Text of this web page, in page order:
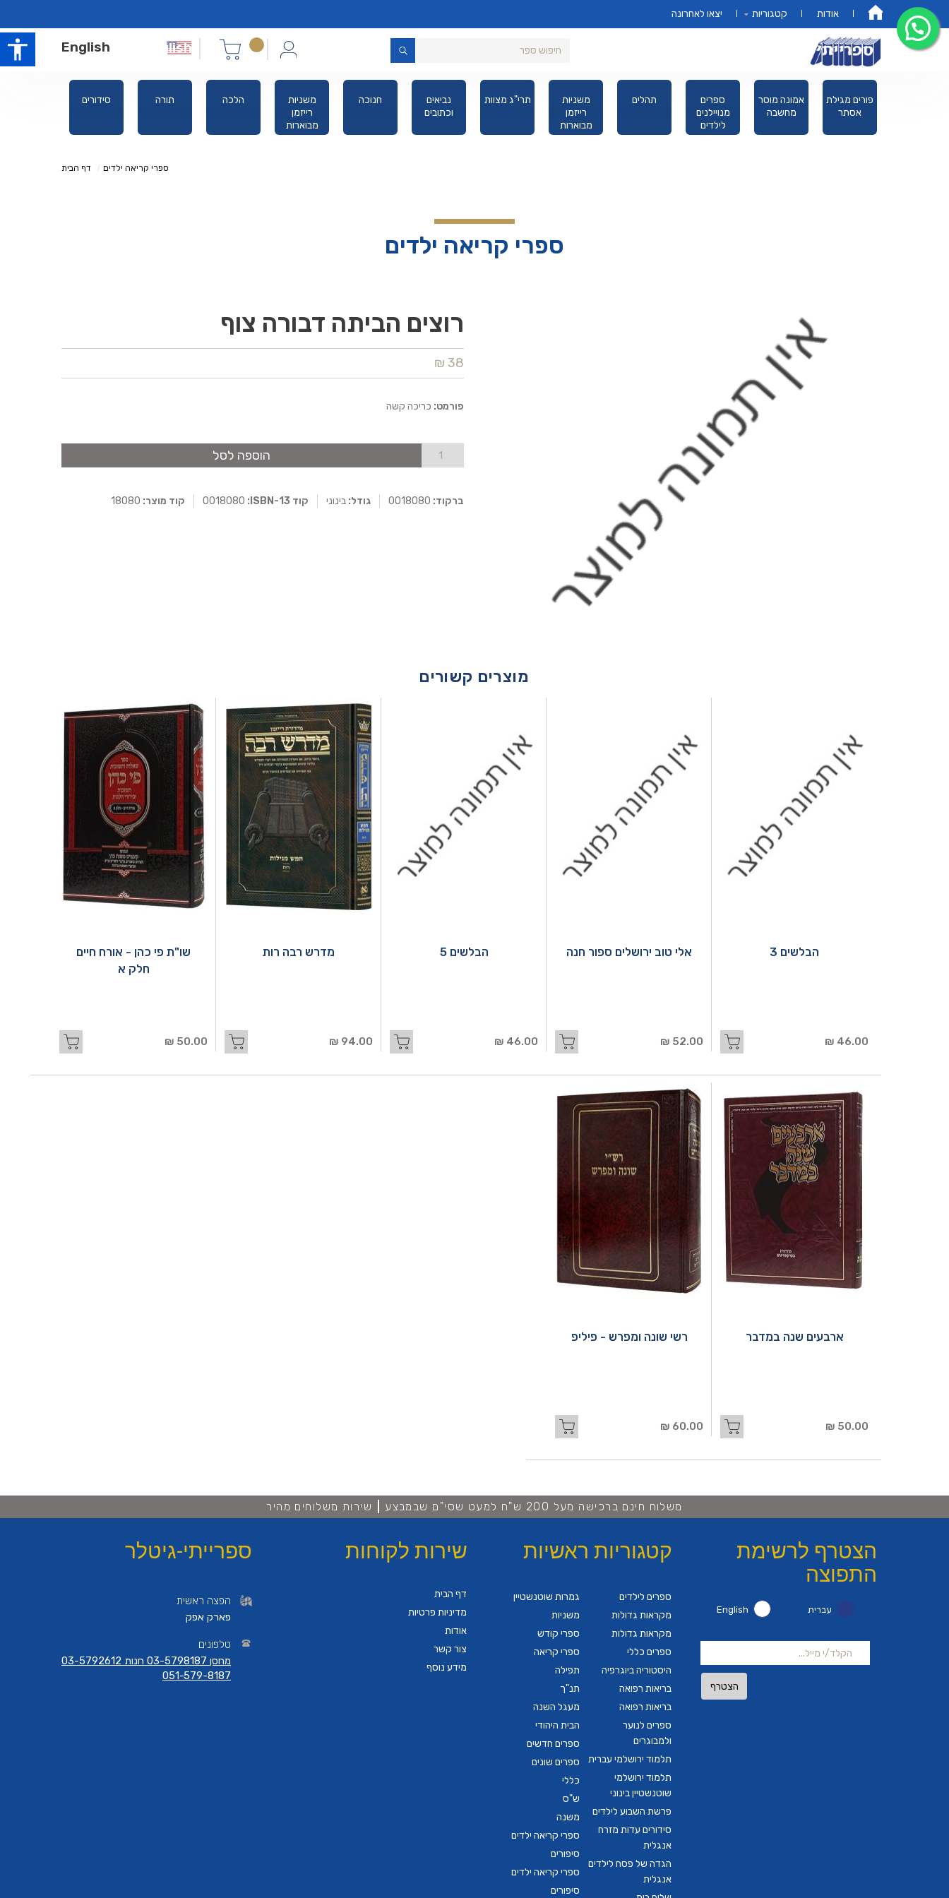
אודות קטגוריות יצאו לאחרונה
English
סידורים תורה הלכה
משניות
רייזמן
מבוארות
חנוכה
נביאים
וכתובים
תרי"ג מצוות
משניות
רייזמן
מבוארות
מהדורת כיס
תהלים
ספרים
מנויילנים
לילדים
אמונה מוסר
מחשבה
פורים מגילת
אסתר
דף הבית ספרי קריאה ילדים
ספרי קריאה ילדים
רוצים הביתה דבורה צוף
38 ₪
פורמט: כריכה קשה
הוספה לסל
ברקוד: גודל: בינוני קוד ISBN-13: קוד מוצר:
מוצרים קשורים
הבלשים 3
46.00 ₪
אלי טוב ירושלים ספור חנה
52.00 ₪
הבלשים 5
46.00 ₪
מדרש רבה רות
94.00 ₪
שו"ת פי כהן - אורח חיים
חלק א
50.00 ₪
ארבעים שנה במדבר
50.00 ₪
רשי שונה ומפרש - פיליפ
60.00 ₪
משלוח חינם ברכישה מעל 200 ש"ח למעט שסי"ם שבמבצע שירות משלוחים מהיר
ספרייתי-גיטלר
הפצה ראשית
פארק אפק
טלפונים
מחסן 03-5798187 חנות 03-5792612
051-579-8187
הצטרף לרשימת
התפוצה
עברית English
הצטרף
קטגוריות ראשיות
גמרות שוטנשטיין
משניות
ספרי קודש
ספרי קריאה
תפילה
תנ"ך
מעגל השנה
הבית היהודי
ספרים חדשים
ספרים שונים
כללי
ש"ס
משנה
ספרי קריאה ילדים
סיפורים
ספרי קריאה ילדים
סיפורים
ספרים לילדים
מקראות גדולות
מקראות גדולות
ספרים כללי
היסטוריה ביוגרפיה
בריאות רפואה
בריאות רפואה
ספרים לנוער
ולמבוגרים
תלמוד ירושלמי עברית
תלמוד ירושלמי
שוטנשטיין בינוני
פרשת השבוע לילדים
סידורים עדות מזרח
אנגלית
הגדה של פסח לילדים
אנגלית
שירות לקוחות
דף הבית
מדיניות פרטיות
אודות
צור קשר
מידע נוסף